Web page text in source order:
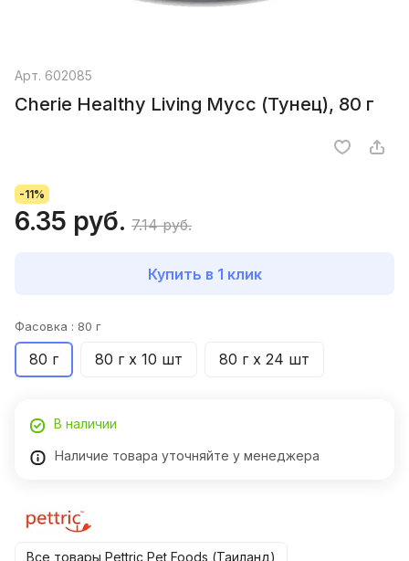
Арт. 602085
Cherie Healthy Living Мусс (Тунец), 80 г
-11%
6.35 руб. 7.14 руб.
Купить в 1 клик
Фасовка : 80 г
80 г 80 г х 10 шт 80 г х 24 шт
В наличии
Наличие товара уточняйте у менеджера
Все товары Pettric Pet Foods (Таиланд)